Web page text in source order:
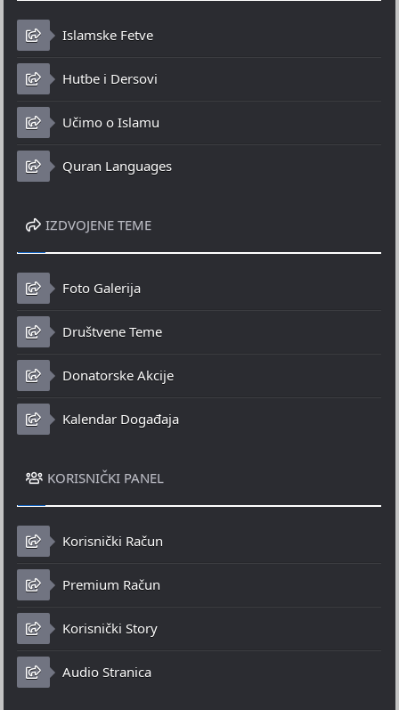
Islamske Fetve
Hutbe i Dersovi
Učimo o Islamu
Quran Languages
IZDVOJENE TEME
Foto Galerija
Društvene Teme
Donatorske Akcije
Kalendar Događaja
KORISNIČKI PANEL
Korisnički Račun
Premium Račun
Korisnički Story
Audio Stranica